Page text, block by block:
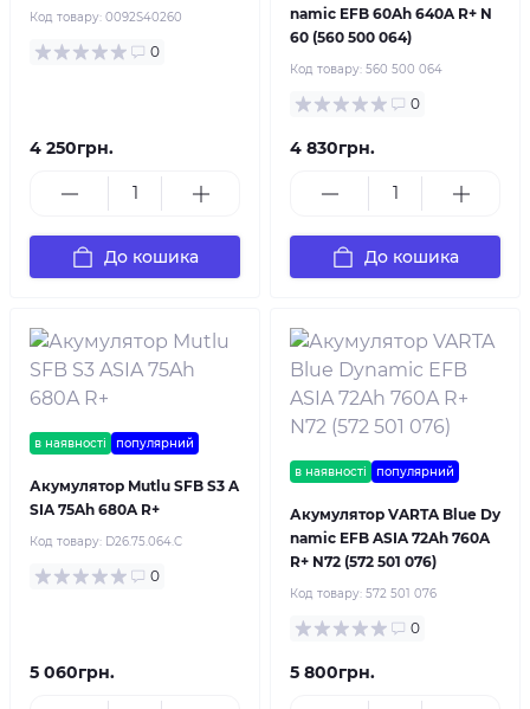
Код товару: 0092S40260
0
4 250грн.
До кошика
namic EFB 60Ah 640A R+ N
60 (560 500 064)
Код товару: 560 500 064
0
4 830грн.
До кошика
в наявності популярний
Акумулятор Mutlu SFB S3 A
SIA 75Ah 680A R+
Код товару: D26.75.064.C
0
5 060грн.
в наявності популярний
Акумулятор VARTA Blue Dy
namic EFB ASIA 72Ah 760A
R+ N72 (572 501 076)
Код товару: 572 501 076
0
5 800грн.